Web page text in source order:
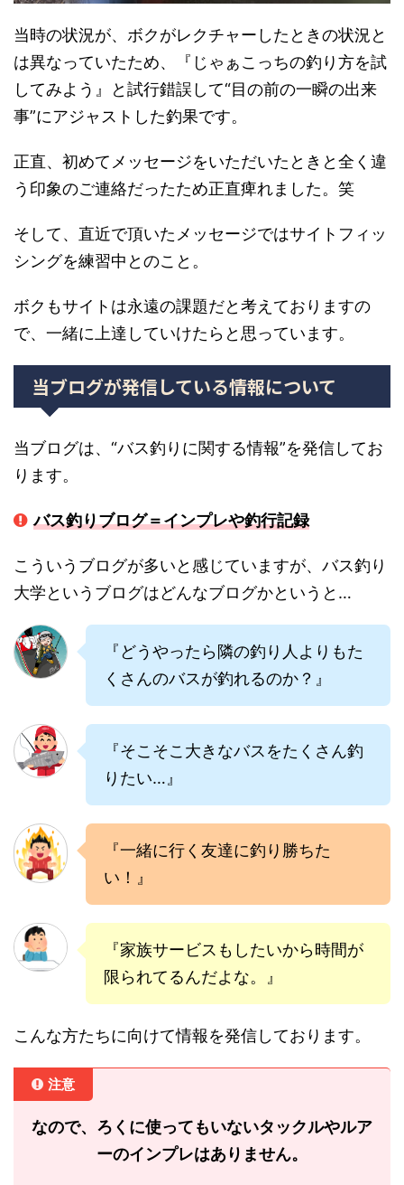
当時の状況が、ボクがレクチャーしたときの状況と
は異なっていたため、『じゃぁこっちの釣り方を試
してみよう』と試行錯誤して“目の前の一瞬の出来
事”にアジャストした釣果です。
正直、初めてメッセージをいただいたときと全く違
う印象のご連絡だったため正直痺れました。笑
そして、直近で頂いたメッセージではサイトフィッ
シングを練習中とのこと。
ボクもサイトは永遠の課題だと考えておりますの
で、一緒に上達していけたらと思っています。
当ブログが発信している情報について
当ブログは、“バス釣りに関する情報”を発信してお
ります。
バス釣りブログ＝インプレや釣行記録
こういうブログが多いと感じていますが、バス釣り
大学というブログはどんなブログかというと…
『どうやったら隣の釣り人よりもた
くさんのバスが釣れるのか？』
『そこそこ大きなバスをたくさん釣
りたい…』
『一緒に行く友達に釣り勝ちた
い！』
『家族サービスもしたいから時間が
限られてるんだよな。』
こんな方たちに向けて情報を発信しております。
注意
なので、ろくに使ってもいないタックルやルア
ーのインプレはありません。